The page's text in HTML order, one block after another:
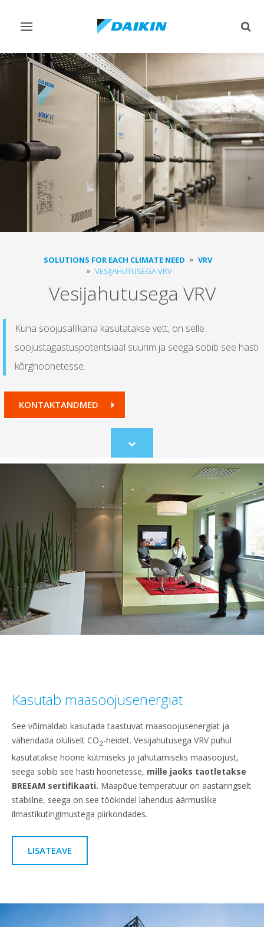
Lülitage
sisse/välja
SOLUTIONS FOR EACH CLIMATE NEED
VRV
VESIJAHUTUSEGA VRV
Vesijahutusega VRV
Kuna soojusallikana kasutatakse vett, on selle
soojustagastuspotentsiaal suurim ja seega sobib see hästi
kõrghoonetesse.
KONTAKTANDMED
Scroll
to
Kasutab maasoojusenergiat
See võimaldab kasutada taastuvat maasoojusenergiat ja
vähendada oluliselt CO2-heidet. Vesijahutusega VRV puhul
kasutatakse hoone kütmiseks ja jahutamiseks maasoojust,
seega sobib see hästi hoonetesse, mille jaoks taotletakse
BREEAM sertifikaati. Maapõue temperatuur on aastaringselt
stabiilne, seega on see töökindel lahendus äärmuslike
ilmastikutingimustega piirkondades.
LISATEAVE